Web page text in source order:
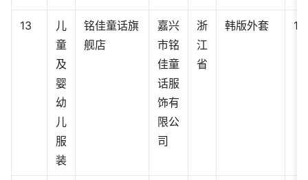
13
儿
童
及
婴
幼
儿
服
装
铭佳童话旗
舰店
嘉兴
市铭
佳童
话服
饰有
限公
司
浙
江
省
韩版外套